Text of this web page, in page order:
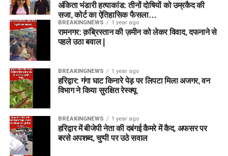
अंकिता भंडारी हत्याकांड: तीनों दोषियों को उम्रकैद की
सजा, कोर्ट का ऐतिहासिक फैसला…
BREAKINGNEWS 1 year ago
रामनगर: क़ब्रिस्तान की ज़मीन को लेकर विवाद, दफनाने से
पहले उठा बवाल |
BREAKINGNEWS 1 year ago
हरिद्वार: गंगा घाट किनारे पेड़ पर लिपटा मिला अजगर, वन
विभाग ने किया सुरक्षित रेस्क्यू
BREAKINGNEWS 1 year ago
हरिद्वार में बीजेपी नेता की दबंगई कैमरे में कैद, अफसर पर
बरसे अपशब्द, चुप्पी पर उठे सवाल